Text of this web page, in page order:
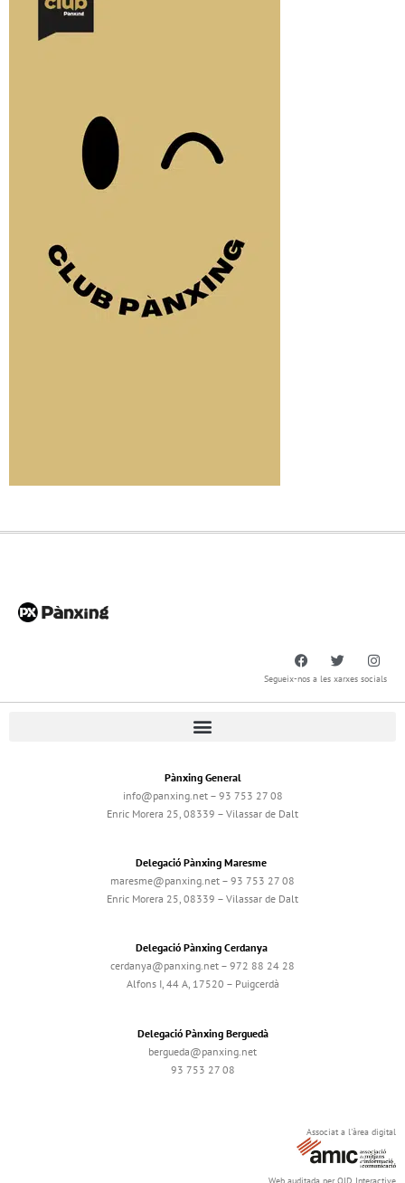
Segueix-nos a les xarxes socials
Pànxing General
info@panxing.net – 93 753 27 08
Enric Morera 25, 08339 – Vilassar de Dalt
Delegació Pànxing Maresme
maresme@panxing.net – 93 753 27 08
Enric Morera 25, 08339 – Vilassar de Dalt
Delegació Pànxing Cerdanya
cerdanya@panxing.net – 972 88 24 28
Alfons I, 44 A, 17520 – Puigcerdà
Delegació Pànxing Berguedà
bergueda@panxing.net
93 753 27 08
Associat a l'àrea digital